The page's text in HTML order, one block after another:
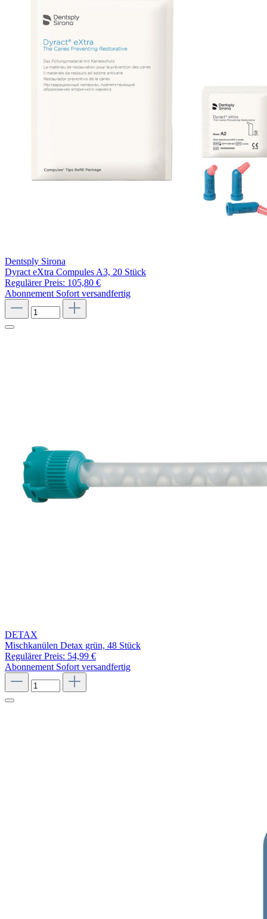
Dentsply Sirona
Dyract eXtra Compules A3, 20 Stück
Regulärer Preis: 105,80 €
Abonnement Sofort versandfertig
DETAX
Mischkanülen Detax grün, 48 Stück
Regulärer Preis: 54,99 €
Abonnement Sofort versandfertig